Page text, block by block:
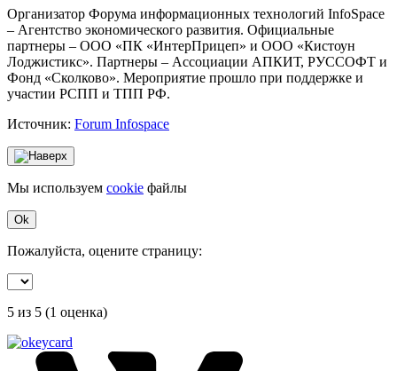
Организатор Форума информационных технологий InfoSpace
– Агентство экономического развития. Официальные
партнеры – ООО «ПК «ИнтерПрицеп» и ООО «Кистоун
Лоджистикс». Партнеры – Ассоциации АПКИТ, РУССОФТ и
Фонд «Сколково». Мероприятие прошло при поддержке и
участии РСПП и ТПП РФ.
Источник: Forum Infospace
Мы используем cookie файлы
Ok
Пожалуйста, оцените страницу:
5 из 5 (1 оценка)